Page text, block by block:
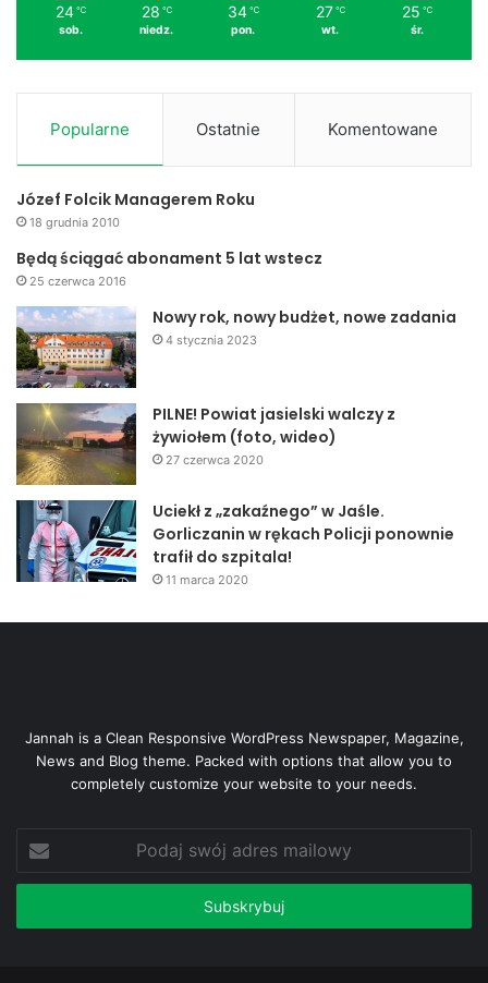
24 ℃
sob.
28 ℃
niedz.
34 ℃
pon.
27 ℃
wt.
25 ℃
śr.
Popularne Ostatnie Komentowane
Józef Folcik Managerem Roku
18 grudnia 2010
Będą ściągać abonament 5 lat wstecz
25 czerwca 2016
Nowy rok, nowy budżet, nowe zadania
4 stycznia 2023
PILNE! Powiat jasielski walczy z
żywiołem (foto, wideo)
27 czerwca 2020
Uciekł z „zakaźnego” w Jaśle.
Gorliczanin w rękach Policji ponownie
trafił do szpitala!
11 marca 2020
Jannah is a Clean Responsive WordPress Newspaper, Magazine,
News and Blog theme. Packed with options that allow you to
completely customize your website to your needs.
swój
adres